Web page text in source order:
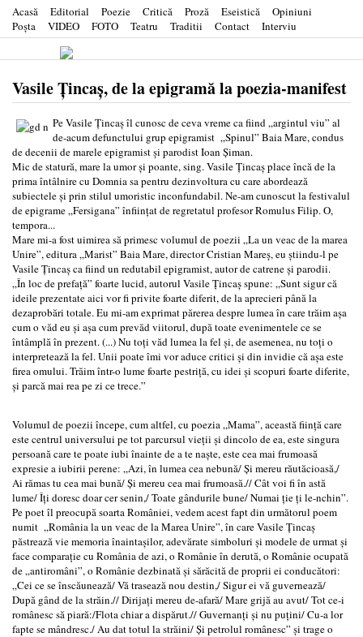
Acasă Editorial Poezie Critică Proză Eseistică
Opiniuni
Poşta
VIDEO FOTO Teatru Traditii Contact Interviu
Vasile Țincaș, de la epigramă la poezia-manifest
Pe Vasile Țincaș îl cunosc de ceva vreme ca fiind „argintul viu” al
de-acum defunctului grup epigramist „Spinul” Baia Mare, condus
de decenii de marele epigramist și parodist Ioan Șiman.
Mic de statură, mare la umor și poante, sing. Vasile Țincaș place încă de la
prima întâlnire cu Domnia sa pentru dezinvoltura cu care abordează
subiectele și prin stilul umoristic inconfundabil. Ne-am cunoscut la festivalul
de epigrame „Fersigana” înființat de regretatul profesor Romulus Filip. O,
tempora...
Mare mi-a fost uimirea să primesc volumul de poezii „La un veac de la marea
Unire”, editura „Marist” Baia Mare, director Cristian Mareș, eu știindu-l pe
Vasile Țincaș ca fiind un redutabil epigramist, autor de catrene și parodii.
„În loc de prefață” foarte lucid, autorul Vasile Țincaș spune: „Sunt sigur că
ideile prezentate aici vor fi privite foarte diferit, de la aprecieri până la
dezaprobări totale. Eu mi-am exprimat părerea despre lumea în care trăim așa
cum o văd eu și așa cum prevăd viitorul, după toate evenimentele ce se
întâmplă în prezent. (...) Nu toți văd lumea la fel și, de asemenea, nu toți o
interpretează la fel. Unii poate îmi vor aduce critici și din invidie că așa este
firea omului. Trăim într-o lume foarte pestriță, cu idei și scopuri foarte diferite,
și parcă mai rea pe zi ce trece.”
Volumul de poezii începe, cum altfel, cu poezia „Mama”, această ființă care
este centrul universului pe tot parcursul vieții și dincolo de ea, este singura
persoană care te poate iubi înainte de a te naște, este cea mai frumoasă
expresie a iubirii perene: „Azi, în lumea cea nebună/ Și mereu răutăcioasă,/
Ai rămas tu cea mai bună/ Și mereu cea mai frumoasă.// Cât voi fi în astă
lume/ Îți doresc doar cer senin,/ Toate gândurile bune/ Numai ție ți le-nchin”.
Pe poet îl preocupă soarta României, vedem acest fapt din următorul poem
numit „România la un veac de la Marea Unire”, în care Vasile Țincaș
păstrează vie memoria înaintașilor, adevărate simboluri și modele de urmat și
face comparație cu România de azi, o Românie în derută, o Românie ocupată
de „antiromâni”, o Românie dezbinată și sărăcită de proprii ei conducători:
„Cei ce se înscăunează/ Vă trasează nou destin,/ Sigur ei vă guvernează/
După gând de la străin.// Dirijați mereu de-afară/ Mare grijă au avut/ Tot ce-i
românesc să piară:/Flota chiar a dispărut.// Guvernanți și nu puțini/ Cu-a lor
fapte se mândresc./ Au dat totul la străini/ Și petrolul românesc” și trage o